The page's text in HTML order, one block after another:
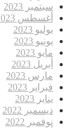
سبتمبر 2023
أغسطس 2023
يوليو 2023
يونيو 2023
مايو 2023
أبريل 2023
مارس 2023
فبراير 2023
يناير 2023
ديسمبر 2022
نوفمبر 2022